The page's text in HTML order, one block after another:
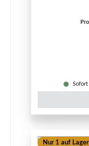
Sofort
Nur 1 auf